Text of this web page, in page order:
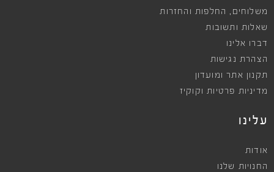
משלוחים , החלפות והחזרות
שאלות ותשובות
דברו אלינו
הצהרת נגישות
תקנון אתר ומועדון
מדיניות פרטיות וקוקיז
עלינו
אודות
החנויות שלנו